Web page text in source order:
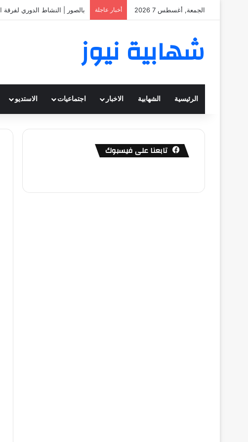
الجمعة, أغسطس 7 2026 أخبار عاجلة بالصور | النشاط الدوري لفرقة
شهابية نيوز
الرئيسية الشهابية الاخبار اجتماعيات الاستديو
تابعنا على فيسبوك